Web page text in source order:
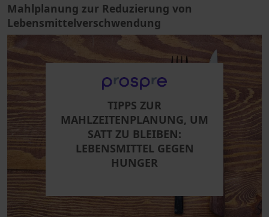
Mahlplanung zur Reduzierung von
Lebensmittelverschwendung
TIPPS ZUR
MAHLZEITENPLANUNG, UM
SATT ZU BLEIBEN:
LEBENSMITTEL GEGEN
HUNGER